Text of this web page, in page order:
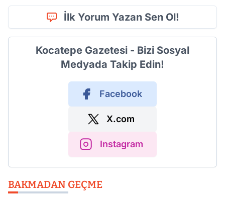
İlk Yorum Yazan Sen Ol!
Kocatepe Gazetesi - Bizi Sosyal
Medyada Takip Edin!
Facebook
X.com
Instagram
BAKMADAN GEÇME